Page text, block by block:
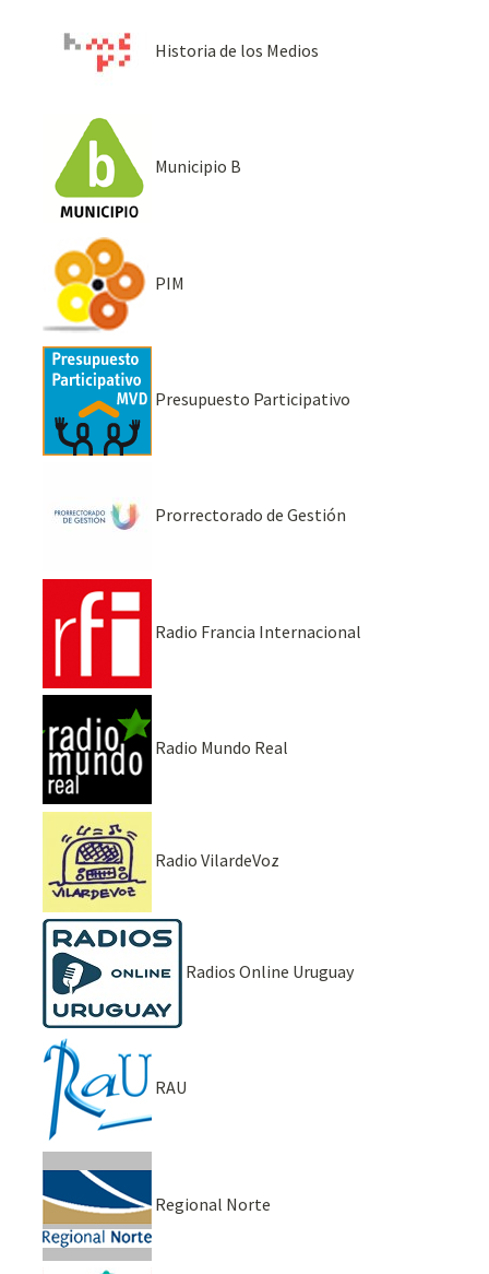
Historia de los Medios
Municipio B
PIM
Presupuesto Participativo
Prorrectorado de Gestión
Radio Francia Internacional
Radio Mundo Real
Radio VilardeVoz
Radios Online Uruguay
RAU
Regional Norte